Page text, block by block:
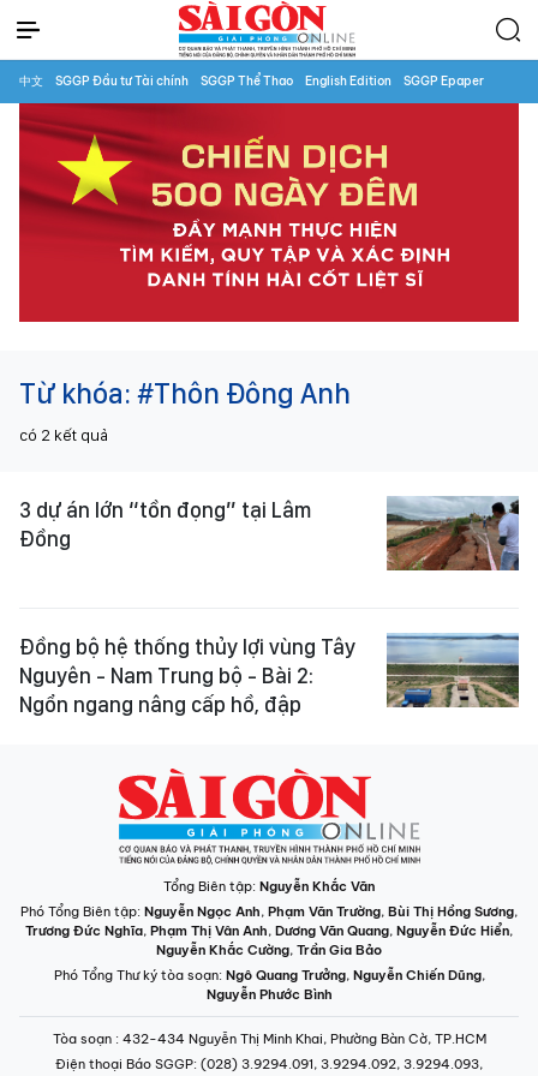
中文 SGGP Đầu tư Tài chính SGGP Thể Thao English Edition SGGP Epaper
Từ khóa: #Thôn Đông Anh
có 2 kết quả
3 dự án lớn “tồn đọng” tại Lâm
Đồng
Đồng bộ hệ thống thủy lợi vùng Tây
Nguyên - Nam Trung bộ - Bài 2:
Ngổn ngang nâng cấp hồ, đập
Tổng Biên tập: Nguyễn Khắc Văn
Phó Tổng Biên tập: Nguyễn Ngọc Anh, Phạm Văn Trường, Bùi Thị Hồng Sương,
Trương Đức Nghĩa, Phạm Thị Vân Anh, Dương Văn Quang, Nguyễn Đức Hiển,
Nguyễn Khắc Cường, Trần Gia Bảo
Phó Tổng Thư ký tòa soạn: Ngô Quang Trưởng, Nguyễn Chiến Dũng,
Nguyễn Phước Bình
Tòa soạn : 432-434 Nguyễn Thị Minh Khai, Phường Bàn Cờ, TP.HCM
Điện thoại Báo SGGP: (028) 3.9294.091, 3.9294.092, 3.9294.093,